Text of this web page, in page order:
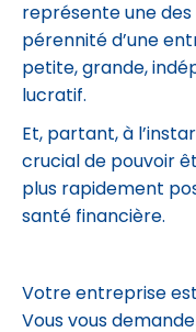
représente une
pérennité d’une
petite, grande,
lucratif.
Et, partant, à
crucial de pouvoir
plus rapidement
santé financière.
Votre entreprise
Vous vous